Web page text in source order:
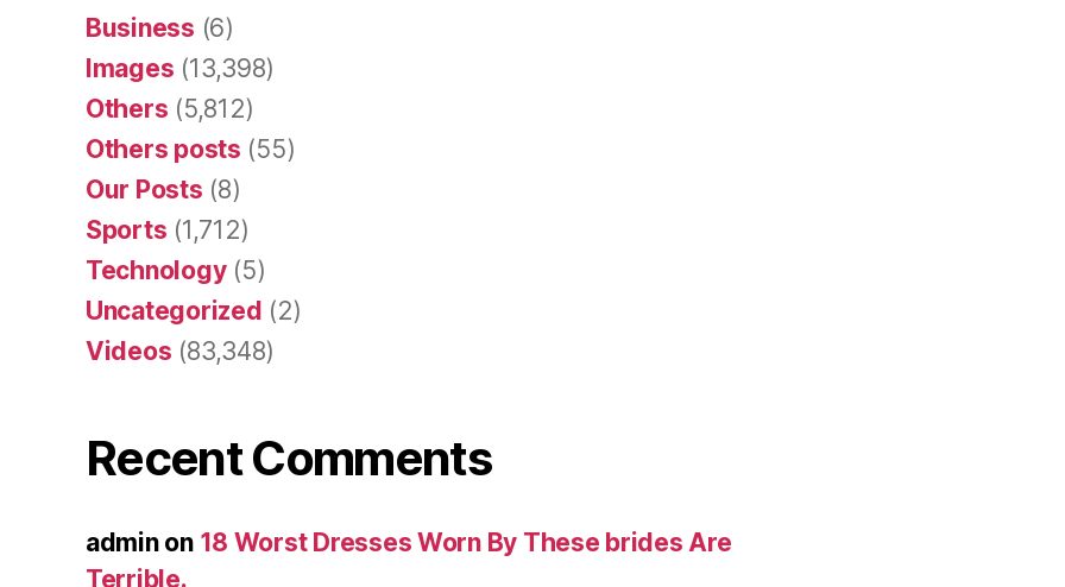
Business (6)
Images (13,398)
Others (5,812)
Others posts (55)
Our Posts (8)
Sports (1,712)
Technology(5)
Uncategorized (2)
Videos (83,348)
Recent Comments
adminon 18 Worst Dresses Worn By These brides Are
Terrible.